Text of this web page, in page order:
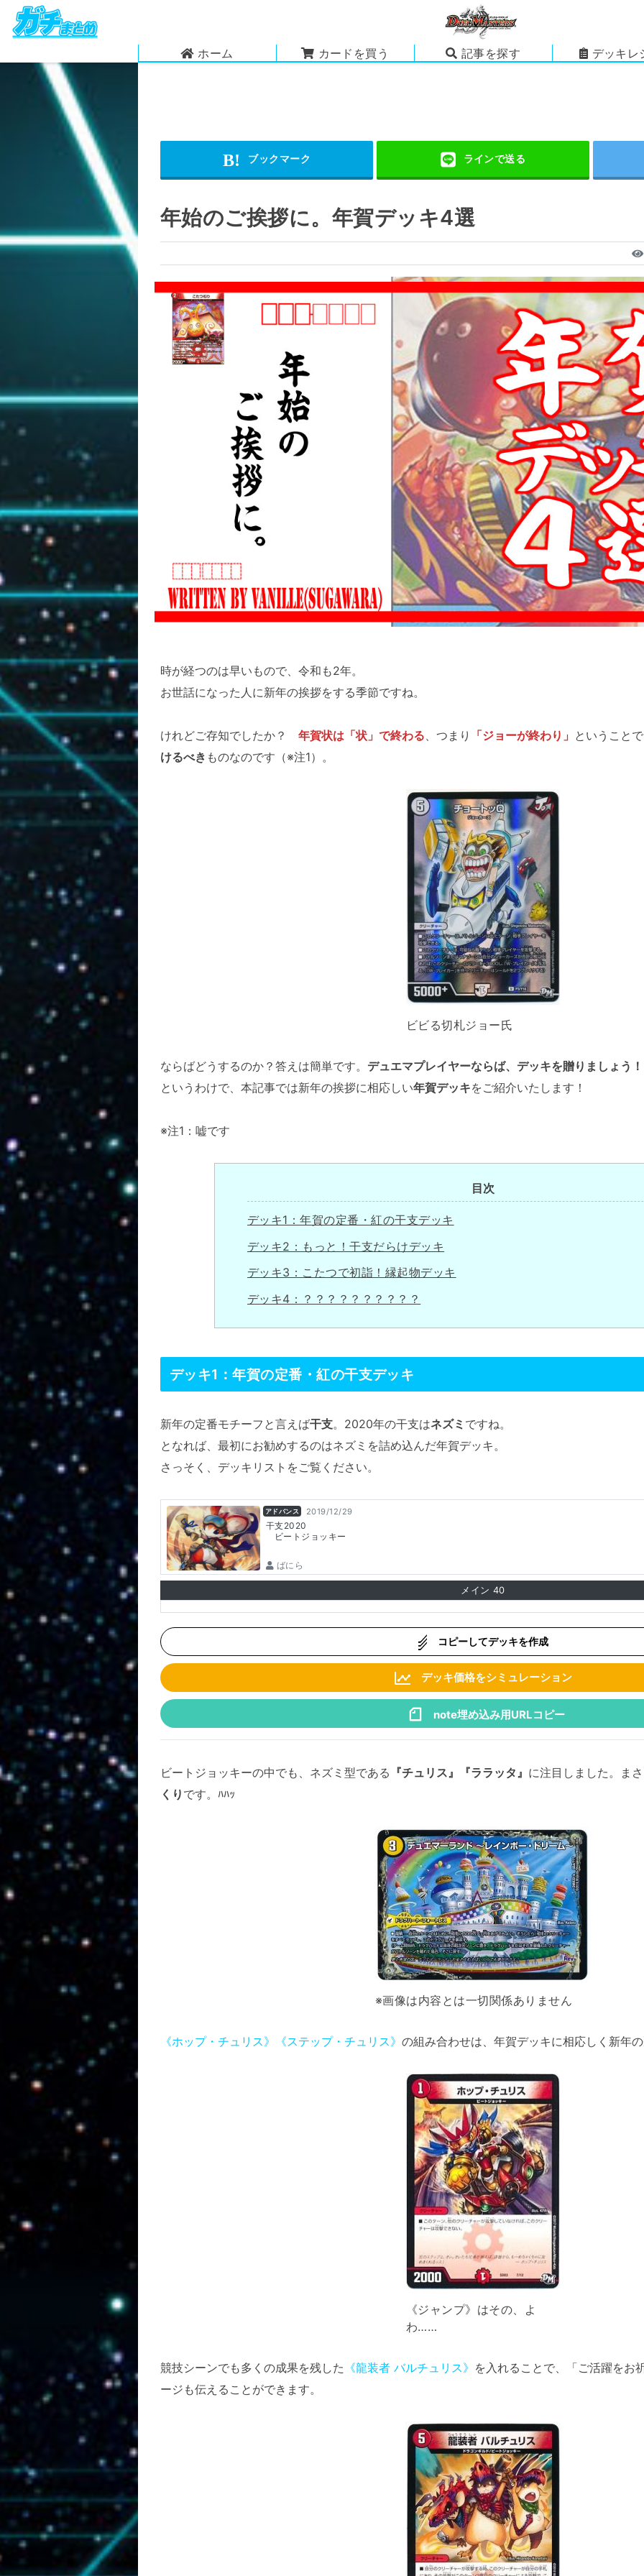
ホーム カードを買う 記事を探す デッキレ
年始のご挨拶に。年賀デッキ4選
時が経つのは早いもので、令和も2年。
お世話になった人に新年の挨拶をする季節ですね。
けれどご存知でしたか？ 年賀状は「状」で終わる、つまり 「ジョーが終わり」 ということ
けるべき ものなのです（※注1）。
ビビる切札ジョー氏
ならばどうするのか？答えは簡単です。 デュエマプレイヤーならば、デッキを贈りましょう！
というわけで、本記事では新年の挨拶に相応しい年賀デッキをご紹介いたします！
※注1：嘘です
目次
デッキ1：年賀の定番・紅の干支デッキ
デッキ2：もっと！干支だらけデッキ
デッキ3：こたつで初詣！縁起物デッキ
デッキ4：？？？？？？？？？？
デッキ1：年賀の定番・紅の干支デッキ
新年の定番モチーフと言えば干支。2020年の干支はネズミ ですね。
となれば、最初にお勧めするのはネズミを詰め込んだ年賀デッキ。
さっそく、デッキリストをご覧ください。
アドバンス 2019/12/29
干支2020
ビートジョッキー
ばにら
メイン 40
コピーしてデッキを作成
デッキ価格をシミュレーション
note埋め込み用URLコピー
ビートジョッキーの中でも、ネズミ型である 『チュリス』『ララッタ』 に注目しました。ま
くり です。ﾊﾊｯ
※画像は内容とは一切関係ありません
《ホップ・チュリス》 《ステップ・チュリス》 の組み合わせは、年賀デッキに相応しく新年
《ジャンプ》はその、よ
わ……
競技シーンでも多くの成果を残した 《龍装者 バルチュリス》 を入れることで、「ご活躍をお
ージも伝えることができます。